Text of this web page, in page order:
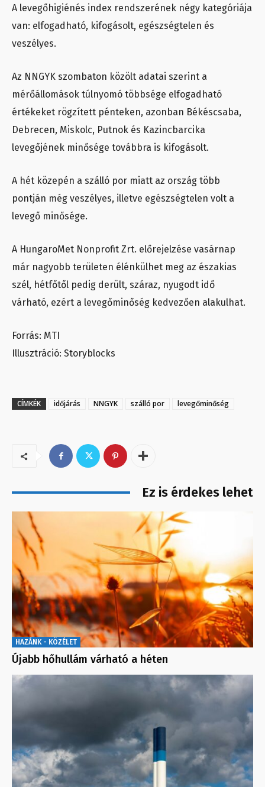
A levegőhigiénés index rendszerének négy kategóriája
van: elfogadható, kifogásolt, egészségtelen és
veszélyes.
Az NNGYK szombaton közölt adatai szerint a
mérőállomások túlnyomó többsége elfogadható
értékeket rögzített pénteken, azonban Békéscsaba,
Debrecen, Miskolc, Putnok és Kazincbarcika
levegőjének minősége továbbra is kifogásolt.
A hét közepén a szálló por miatt az ország több
pontján még veszélyes, illetve egészségtelen volt a
levegő minősége.
A HungaroMet Nonprofit Zrt. előrejelzése vasárnap
már nagyobb területen élénkülhet meg az északias
szél, hétfőtől pedig derült, száraz, nyugodt idő
várható, ezért a levegőminőség kedvezően alakulhat.
Forrás: MTI
Illusztráció: Storyblocks
CÍMKÉK időjárás NNGYK szálló por levegőminőség
Ez is érdekes lehet
HAZÁNK - KÖZÉLET
Újabb hőhullám várható a héten